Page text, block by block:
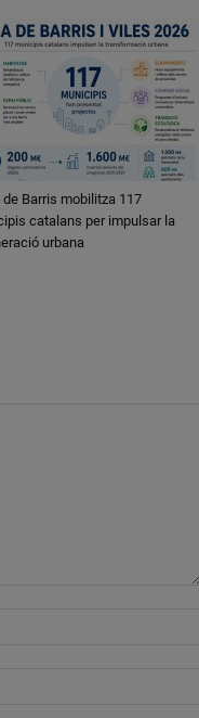
de Barris mobilitza 117
catalans per impulsar la
urbana